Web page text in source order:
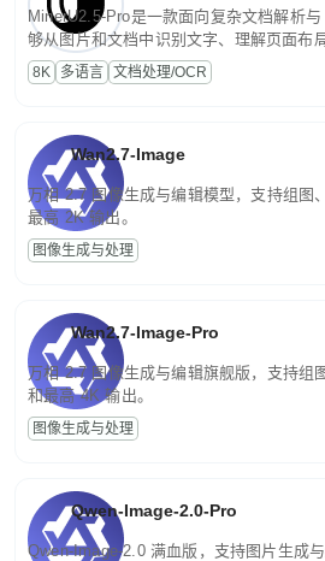
MinerU2.5-Pro是一款面向复杂文档解析
够从图片和文档中识别文字、理解页面布
为便于存储、检索和二次处理的结构化结果
8K 多语言 文档处理/OCR
Wan2.7-Image
万相 2.7 图像生成与编辑模型，支持组图
最高 2K 输出。
图像生成与处理
Wan2.7-Image-Pro
万相 2.7 图像生成与编辑旗舰版，支持组
和最高 4K 输出。
图像生成与处理
Qwen-Image-2.0-Pro
Qwen-Image-2.0 满血版，支持图片生成